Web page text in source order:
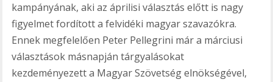
kampányának, aki az áprilisi választás előtt is nagy
figyelmet fordított a felvidéki magyar szavazókra.
Ennek megfelelően Peter Pellegrini már a márciusi
választások másnapján tárgyalásokat
kezdeményezett a Magyar Szövetség elnökségével,